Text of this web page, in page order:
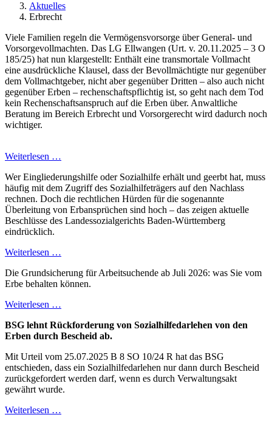
Aktuelles
Erbrecht
Viele Familien regeln die Vermögensvorsorge über General- und
Vorsorgevollmachten. Das LG Ellwangen (Urt. v. 20.11.2025 – 3 O
185/25) hat nun klargestellt: Enthält eine transmortale Vollmacht
eine ausdrückliche Klausel, dass der Bevollmächtigte nur gegenüber
dem Vollmachtgeber, nicht aber gegenüber Dritten – also auch nicht
gegenüber Erben – rechenschaftspflichtig ist, so geht nach dem Tod
kein Rechenschaftsanspruch auf die Erben über. Anwaltliche
Beratung im Bereich Erbrecht und Vorsorgerecht wird dadurch noch
wichtiger.
Weiterlesen …
Wer Eingliederungshilfe oder Sozialhilfe erhält und geerbt hat, muss
häufig mit dem Zugriff des Sozialhilfeträgers auf den Nachlass
rechnen. Doch die rechtlichen Hürden für die sogenannte
Überleitung von Erbansprüchen sind hoch – das zeigen aktuelle
Beschlüsse des Landessozialgerichts Baden-Württemberg
eindrücklich.
Weiterlesen …
Die Grundsicherung für Arbeitsuchende ab Juli 2026: was Sie vom
Erbe behalten können.
Weiterlesen …
BSG lehnt Rückforderung von Sozialhilfedarlehen von den
Erben durch Bescheid ab.
Mit Urteil vom 25.07.2025 B 8 SO 10/24 R hat das BSG
entschieden, dass ein Sozialhilfedarlehen nur dann durch Bescheid
zurückgefordert werden darf, wenn es durch Verwaltungsakt
gewährt wurde.
Weiterlesen …